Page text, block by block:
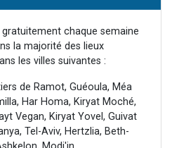
chaque semaine
la majorité des lieux
les villes suivantes :
de Ramot, Guéoula, Méa
Har Homa, Kiryat Moché,
Vegan, Kiryat Yovel, Guivat
Tel-Aviv, Hertzlia, Beth-